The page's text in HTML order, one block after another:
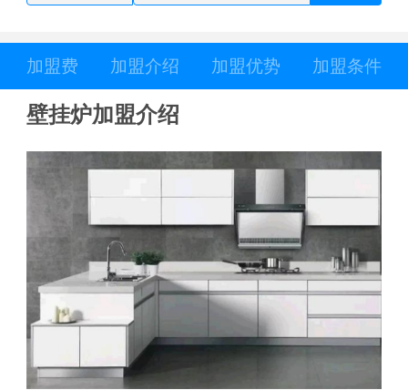
加盟费 加盟介绍 加盟优势 加盟条件
壁挂炉加盟介绍